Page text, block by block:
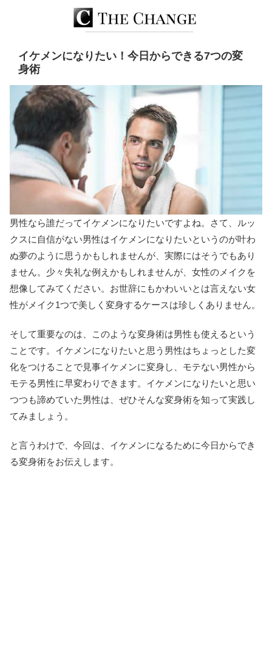
イケメンになりたい！今日からできる7つの変
身術
男性なら誰だってイケメンになりたいですよね。さて、ルッ
クスに自信がない男性はイケメンになりたいというのが叶わ
ぬ夢のように思うかもしれませんが、実際にはそうでもあり
ません。少々失礼な例えかもしれませんが、女性のメイクを
想像してみてください。お世辞にもかわいいとは言えない女
性がメイク1つで美しく変身するケースは珍しくありません。
そして重要なのは、このような変身術は男性も使えるという
ことです。イケメンになりたいと思う男性はちょっとした変
化をつけることで見事イケメンに変身し、モテない男性から
モテる男性に早変わりできます。イケメンになりたいと思い
つつも諦めていた男性は、ぜひそんな変身術を知って実践し
てみましょう。
と言うわけで、今回は、イケメンになるために今日からでき
る変身術をお伝えします。